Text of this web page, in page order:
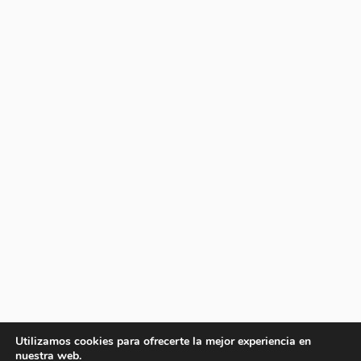
Utilizamos cookies para ofrecerte la mejor experiencia en
nuestra web.